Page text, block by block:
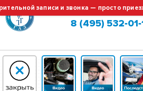
записи и звонка — просто
Москва (сменить
8 (495) 532-01-